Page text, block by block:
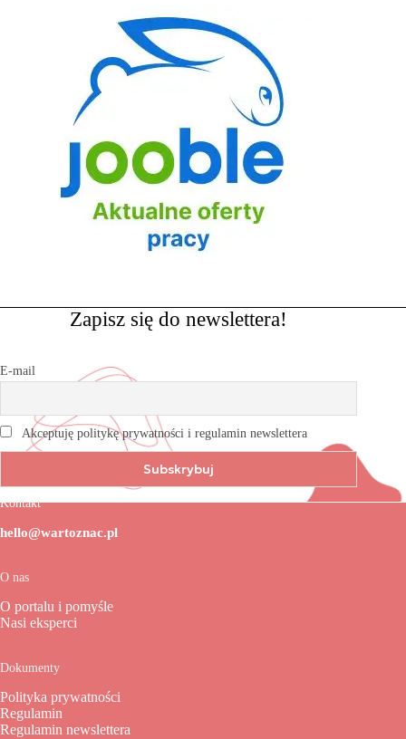
Zapisz się do newslettera!
E-mail
Akceptuję politykę prywatności i regulamin newslettera
Kontakt
hello@wartoznac.pl
O nas
O portalu i pomyśle
Nasi eksperci
Dokumenty
Polityka prywatności
Regulamin
Regulamin newslettera